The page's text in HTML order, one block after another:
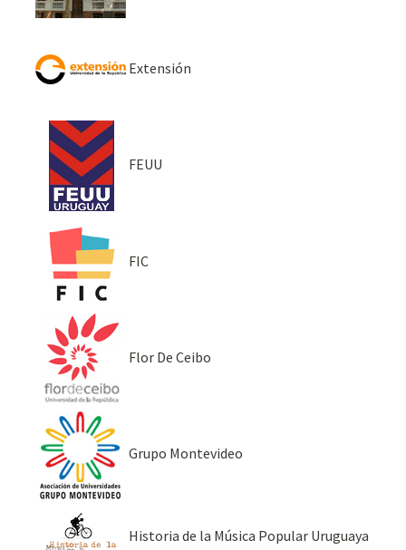
Extensión
FEUU
FIC
Flor De Ceibo
Grupo Montevideo
Historia de la Música Popular Uruguaya